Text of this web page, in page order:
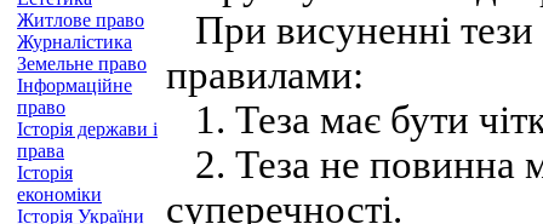
Житлове право
Журналістика
Земельне право
Інформаційне
право
Історія держави і
права
Історія
економіки
Історія України
При висуненні
правилами:
1. Теза має бути
2. Теза не повинна
суперечності.